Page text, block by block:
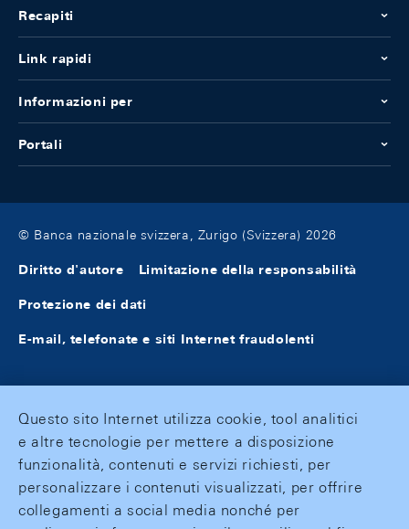
Recapiti
Link rapidi
Informazioni per
Portali
© Banca nazionale svizzera, Zurigo (Svizzera) 2026
Diritto d'autore Limitazione della responsabilità
Protezione dei dati
E-mail, telefonate e siti Internet fraudolenti
Questo sito Internet utilizza cookie, tool analitici
e altre tecnologie per mettere a disposizione
funzionalità, contenuti e servizi richiesti, per
personalizzare i contenuti visualizzati, per offrire
collegamenti a social media nonché per